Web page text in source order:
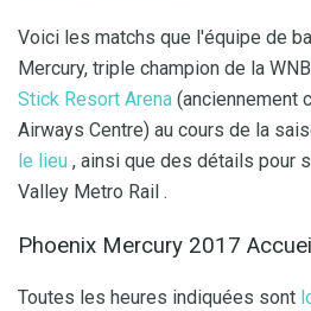
Voici les matchs que l'équipe de
Mercury, triple champion de la
Stick Resort Arena (anciennement
Airways Centre) au cours de la
le lieu , ainsi que des détails pour
Valley Metro Rail .
Phoenix Mercury 2017
Toutes les heures indiquées sont